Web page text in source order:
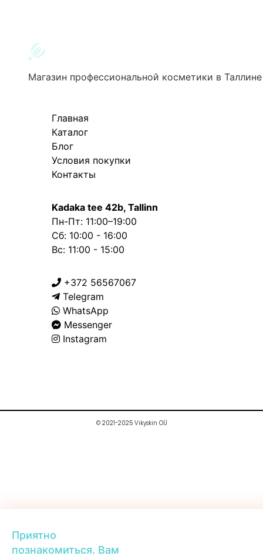
Приятно
познакомиться. Вам
Магазин профессиональной косметики в Таллине
Главная
Каталог
Блог
Условия покупки
Контакты
Kadaka tee 42b, Tallinn
Пн-Пт: 11:00–19:00
Сб: 10:00 - 16:00
Вс: 11:00 - 15:00
+372 56567067
Telegram
WhatsApp
Messenger
Instagram
© 2021-2025 Vikyskin OÜ